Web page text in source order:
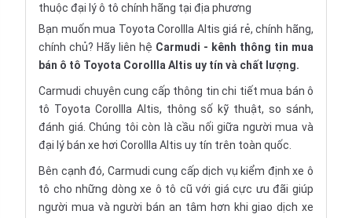
thuộc đại lý ô tô chính hãng tại địa phương
Bạn muốn mua Toyota Corollla Altis giá rẻ, chính hãng,
chính chủ? Hãy liên hệ Carmudi - kênh thông tin mua
bán ô tô Toyota Corollla Altis uy tín và chất lượng.
Carmudi chuyên cung cấp thông tin chi tiết mua bán ô
tô Toyota Corollla Altis, thông số kỹ thuật, so sánh,
đánh giá. Chúng tôi còn là cầu nối giữa người mua và
đại lý bán xe hơi Corollla Altis uy tín trên toàn quốc.
Bên cạnh đó, Carmudi cung cấp dịch vụ kiểm định xe ô
tô cho những dòngxe ô tô cũ với giá cực ưu đãi giúp
người mua và người bán an tâm hơn khi giao dịch xe